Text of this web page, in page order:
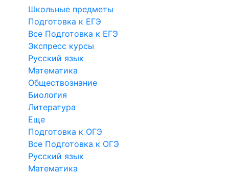
Школьные предметы
Подготовка к ЕГЭ
Все Подготовка к ЕГЭ
Экспресс курсы
Русский язык
Математика
Обществознание
Биология
Литература
Еще
Подготовка к ОГЭ
Все Подготовка к ОГЭ
Русский язык
Математика